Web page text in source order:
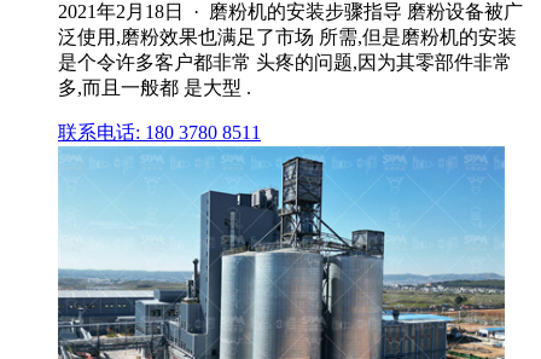
2021年2月18日 · 磨粉机的安装步骤指导 磨粉设备被广
泛使用,磨粉效果也满足了市场 所需,但是磨粉机的安装
是个令许多客户都非常 头疼的问题,因为其零部件非常
多,而且一般都 是大型 .
联系电话: 180 3780 8511